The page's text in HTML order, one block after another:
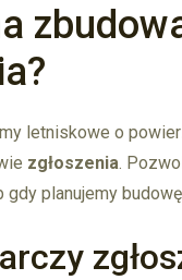
letniskowe o
zgłoszenia.
gdy planujemy